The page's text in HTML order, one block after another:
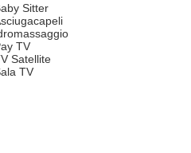
Sitter
TV
Satellite
TV